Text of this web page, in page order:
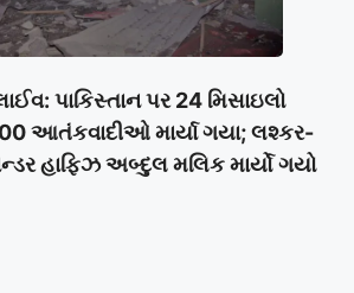
પાકિસ્તાન પર 24 મિસાઇલો
આતંકવાદીઓ માર્યા ગયા; લશ્કર-
હાફિઝ અબ્દુલ મલિક માર્યો ગયો